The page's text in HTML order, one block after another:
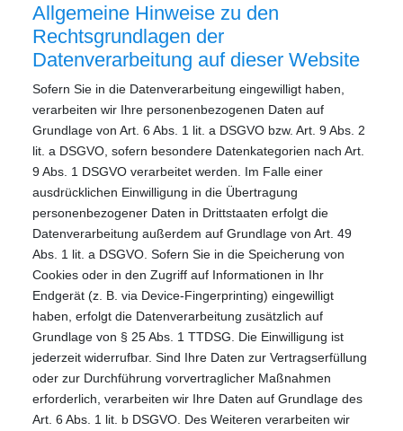
Allgemeine Hinweise zu den
Rechtsgrundlagen der
Datenverarbeitung auf dieser Website
Sofern Sie in die Datenverarbeitung eingewilligt haben,
verarbeiten wir Ihre personenbezogenen Daten auf
Grundlage von Art. 6 Abs. 1 lit. a DSGVO bzw. Art. 9 Abs. 2
lit. a DSGVO, sofern besondere Datenkategorien nach Art.
9 Abs. 1 DSGVO verarbeitet werden. Im Falle einer
ausdrücklichen Einwilligung in die Übertragung
personenbezogener Daten in Drittstaaten erfolgt die
Datenverarbeitung außerdem auf Grundlage von Art. 49
Abs. 1 lit. a DSGVO. Sofern Sie in die Speicherung von
Cookies oder in den Zugriff auf Informationen in Ihr
Endgerät (z. B. via Device-Fingerprinting) eingewilligt
haben, erfolgt die Datenverarbeitung zusätzlich auf
Grundlage von § 25 Abs. 1 TTDSG. Die Einwilligung ist
jederzeit widerrufbar. Sind Ihre Daten zur Vertragserfüllung
oder zur Durchführung vorvertraglicher Maßnahmen
erforderlich, verarbeiten wir Ihre Daten auf Grundlage des
Art. 6 Abs. 1 lit. b DSGVO. Des Weiteren verarbeiten wir